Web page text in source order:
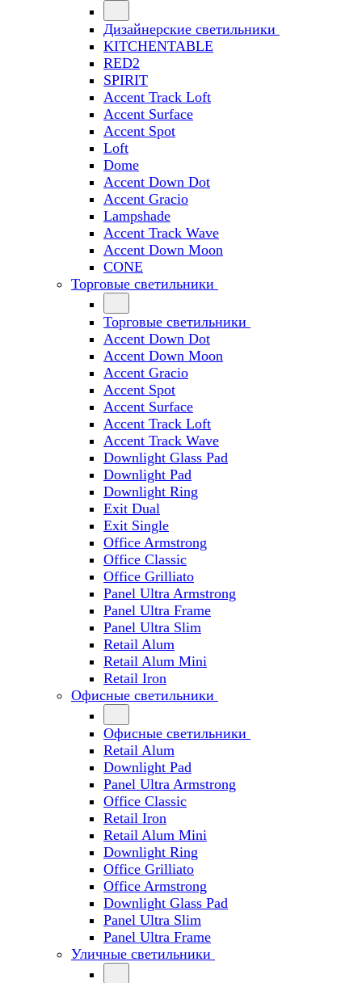
Дизайнерские светильники
KITCHENTABLE
RED2
SPIRIT
Accent Track Loft
Accent Surface
Accent Spot
Loft
Dome
Accent Down Dot
Accent Gracio
Lampshade
Accent Track Wave
Accent Down Moon
CONE
Торговые светильники
Торговые светильники
Accent Down Dot
Accent Down Moon
Accent Gracio
Accent Spot
Accent Surface
Accent Track Loft
Accent Track Wave
Downlight Glass Pad
Downlight Pad
Downlight Ring
Exit Dual
Exit Single
Office Armstrong
Office Classic
Office Grilliato
Panel Ultra Armstrong
Panel Ultra Frame
Panel Ultra Slim
Retail Alum
Retail Alum Mini
Retail Iron
Офисные светильники
Офисные светильники
Retail Alum
Downlight Pad
Panel Ultra Armstrong
Office Classic
Retail Iron
Retail Alum Mini
Downlight Ring
Office Grilliato
Office Armstrong
Downlight Glass Pad
Panel Ultra Slim
Panel Ultra Frame
Уличные светильники